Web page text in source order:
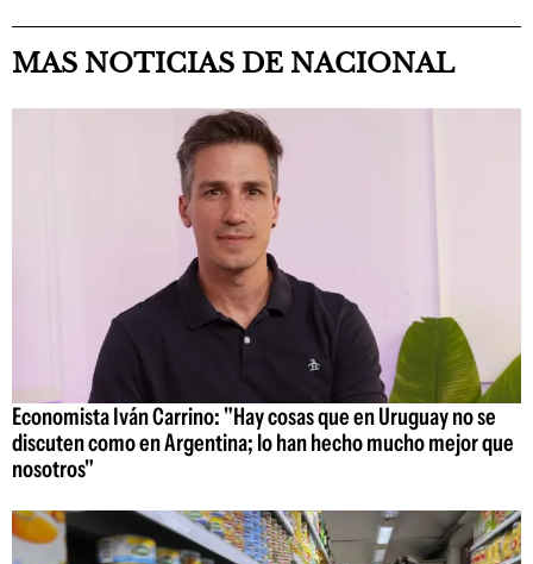
MAS NOTICIAS DE NACIONAL
Economista Iván Carrino: "Hay cosas que en Uruguay no se
discuten como en Argentina; lo han hecho mucho mejor que
nosotros"